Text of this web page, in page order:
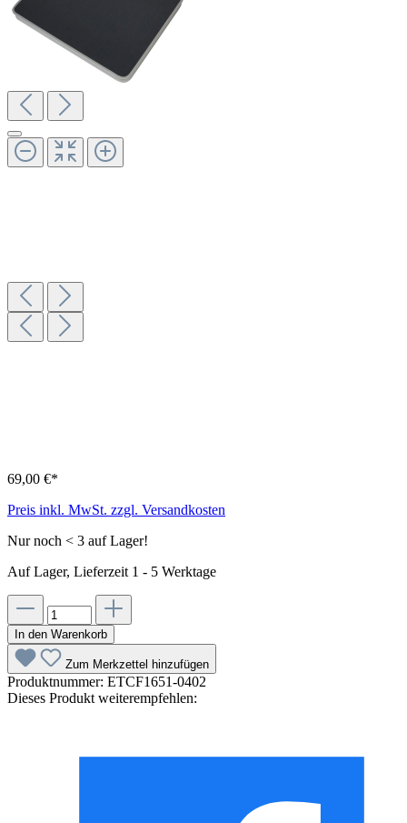
69,00 €*
Preis inkl. MwSt. zzgl. Versandkosten
Nur noch < 3 auf Lager!
Auf Lager, Lieferzeit 1 - 5 Werktage
In den Warenkorb
Zum Merkzettel hinzufügen
Produktnummer: ETCF1651-0402
Dieses Produkt weiterempfehlen: